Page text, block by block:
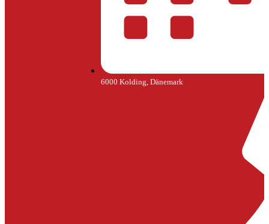
6000 Kolding, Dänemark